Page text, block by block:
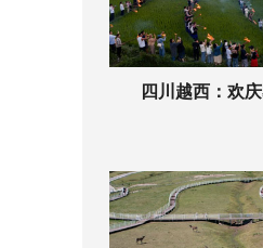
四川越西：欢